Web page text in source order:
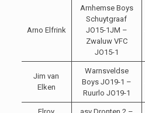
Arno Elfrink
Arnhemse Boys
Schuytgraaf
JO15-1JM –
Zwaluw VFC
JO15-1
Jim van
Elken
Warnsveldse
Boys JO19-1 –
Ruurlo JO19-1